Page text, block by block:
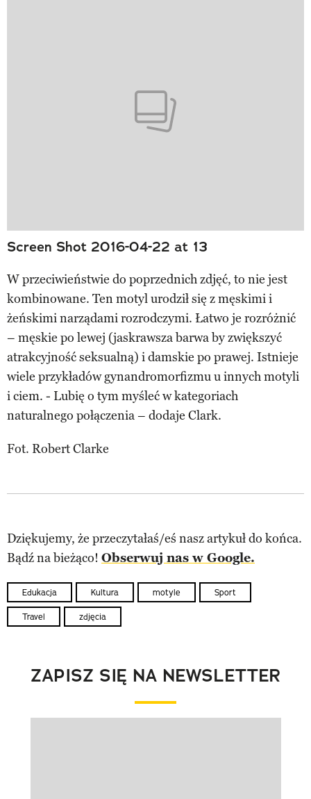
Screen Shot 2016-04-22 at 13
W przeciwieństwie do poprzednich zdjęć, to nie jest
kombinowane. Ten motyl urodził się z męskimi i
żeńskimi narządami rozrodczymi. Łatwo je rozróżnić
– męskie po lewej (jaskrawsza barwa by zwiększyć
atrakcyjność seksualną) i damskie po prawej. Istnieje
wiele przykładów gynandromorfizmu u innych motyli
i ciem. - Lubię o tym myśleć w kategoriach
naturalnego połączenia – dodaje Clark.
Fot. Robert Clarke
Dziękujemy, że przeczytałaś/eś nasz artykuł do końca.
Bądź na bieżąco! Obserwuj nas w Google.
Edukacja Kultura motyle Sport
Travel zdjęcia
ZAPISZ SIĘ NA NEWSLETTER